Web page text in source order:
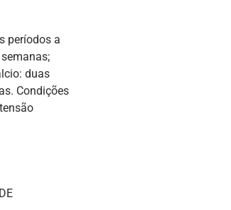
períodos a
duas
Condições